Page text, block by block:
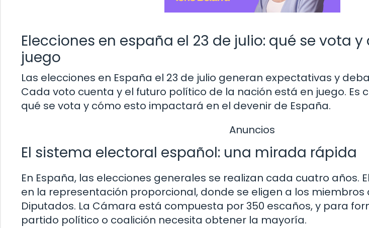
Elecciones en españa el 23 de julio: qué se vota
juego
Las elecciones en España el 23 de julio generan expectativas y
Cada voto cuenta y el futuro político de la nación está en juego. Es
qué se vota y cómo esto impactará en el devenir de España.
Anuncios
El sistema electoral español: una mirada rápida
En España, las elecciones generales se realizan cada cuatro años.
en la representación proporcional, donde se eligen a los miembros
Diputados. La Cámara está compuesta por 350 escaños, y para
partido político o coalición necesita obtener la mayoría.